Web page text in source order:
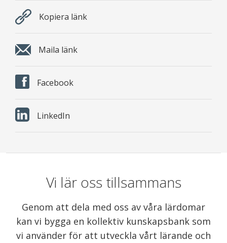
Kopiera länk
Maila länk
Facebook
LinkedIn
Vi lär oss tillsammans
Genom att dela med oss av våra lärdomar
kan vi bygga en kollektiv kunskapsbank som
vi använder för att utveckla vårt lärande och